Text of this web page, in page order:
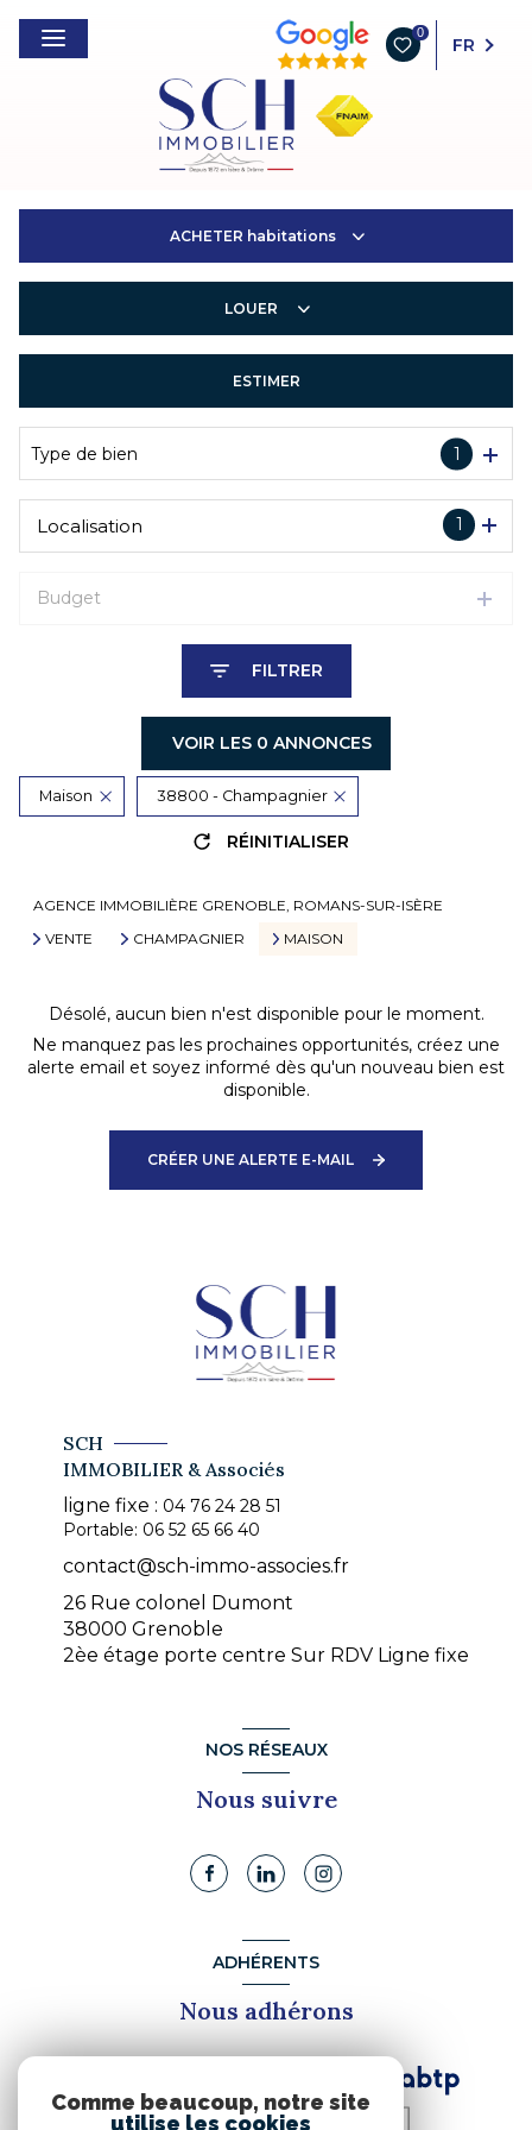
0
FR
ACHETER habitations
Entreprises
LOUER
Entreprises
ESTIMER
Type de bien 1
1
Localisation
Budget
FILTRER
VOIR LES 0 ANNONCES
Maison 38800 - Champagnier
RÉINITIALISER
AGENCE IMMOBILIÈRE GRENOBLE, ROMANS-SUR-ISÈRE
VENTE
CHAMPAGNIER MAISON
Désolé, aucun bien n'est disponible pour le moment.
Ne manquez pas les prochaines opportunités, créez une
alerte email et soyez informé dès qu'un nouveau bien est
disponible.
CRÉER UNE ALERTE E-MAIL
SCH
IMMOBILIER & Associés
ligne fixe : 04 76 24 28 51
Portable: 06 52 65 66 40
contact@sch-immo-associes.fr
26 Rue colonel Dumont
38000 Grenoble
2èe étage porte centre Sur RDV Ligne fixe
NOS RÉSEAUX
Nous suivre
ADHÉRENTS
Nous adhérons
Comme beaucoup, notre site
utilise les cookies